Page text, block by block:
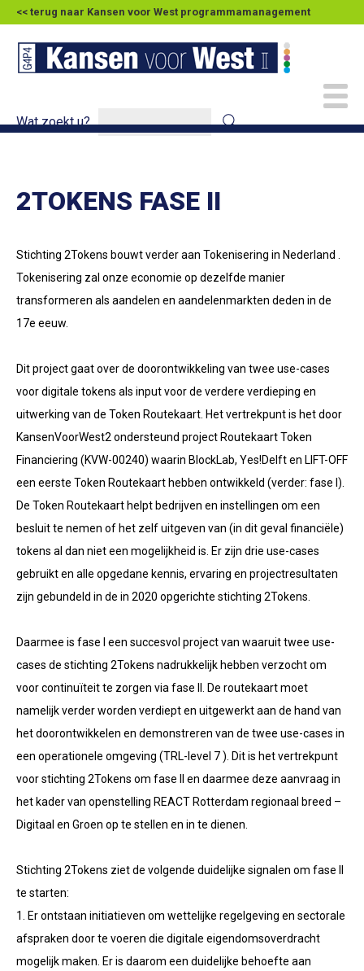
<< terug naar Kansen voor West programmamanagement
Wat zoekt u?
2TOKENS FASE II
Stichting 2Tokens bouwt verder aan Tokenisering in Nederland .
Tokenisering zal onze economie op dezelfde manier
transformeren als aandelen en aandelenmarkten deden in de
17e eeuw.
Dit project gaat over de doorontwikkeling van twee use-cases
voor digitale tokens als input voor de verdere verdieping en
uitwerking van de Token Routekaart. Het vertrekpunt is het door
KansenVoorWest2 ondersteund project Routekaart Token
Financiering (KVW-00240) waarin BlockLab, Yes!Delft en LIFT-OFF
een eerste Token Routekaart hebben ontwikkeld (verder: fase I).
De Token Routekaart helpt bedrijven en instellingen om een
besluit te nemen of het zelf uitgeven van (in dit geval financiële)
tokens al dan niet een mogelijkheid is. Er zijn drie use-cases
gebruikt en alle opgedane kennis, ervaring en projectresultaten
zijn gebundeld in de in 2020 opgerichte stichting 2Tokens.
Daarmee is fase I een succesvol project van waaruit twee use-
cases de stichting 2Tokens nadrukkelijk hebben verzocht om
voor continuïteit te zorgen via fase II. De routekaart moet
namelijk verder worden verdiept en uitgewerkt aan de hand van
het doorontwikkelen en demonstreren van de twee use-cases in
een operationele omgeving (TRL-level 7 ). Dit is het vertrekpunt
voor stichting 2Tokens om fase II en daarmee deze aanvraag in
het kader van openstelling REACT Rotterdam regionaal breed –
Digitaal en Groen op te stellen en in te dienen.
Stichting 2Tokens ziet de volgende duidelijke signalen om fase II
te starten:
1. Er ontstaan initiatieven om wettelijke regelgeving en sectorale
afspraken door te voeren die digitale eigendomsoverdracht
mogelijk maken. Er is daarom een duidelijke behoefte aan